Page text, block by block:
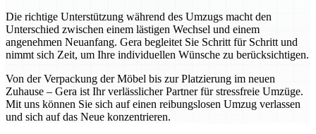
Die richtige Unterstützung während des Umzugs macht den
Unterschied zwischen einem lästigen Wechsel und einem
angenehmen Neuanfang. Gera begleitet Sie Schritt für Schritt und
nimmt sich Zeit, um Ihre individuellen Wünsche zu berücksichtigen.
Von der Verpackung der Möbel bis zur Platzierung im neuen
Zuhause – Gera ist Ihr verlässlicher Partner für stressfreie Umzüge.
Mit uns können Sie sich auf einen reibungslosen Umzug verlassen
und sich auf das Neue konzentrieren.